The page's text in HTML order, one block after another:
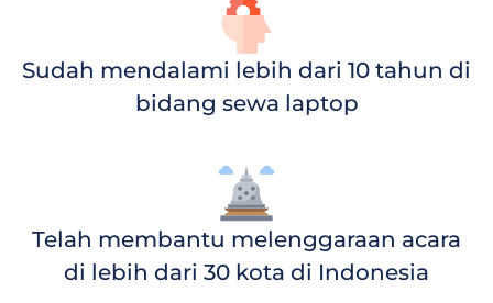
Sudah mendalami lebih dari 10 tahun di
bidang sewa laptop
Telah membantu melenggaraan acara
di lebih dari 30 kota di Indonesia